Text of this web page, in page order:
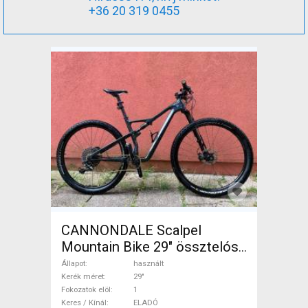
+36 20 319 0455
CANNONDALE Scalpel
Mountain Bike 29" össztelós
/ fully használt ELADÓ
Állapot
használt
Kerék méret
29"
Fokozatok elöl
1
Keres / Kínál
ELADÓ